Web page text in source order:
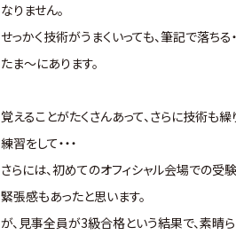
なりません。
せっかく技術がうまくいっても、筆記で落ちる
たま～にあります。
覚えることがたくさんあって、さらに技術も繰
練習をして・・・
さらには、初めてのオフィシャル会場での受
緊張感もあったと思います。
が、見事全員が3級合格という結果で、素晴ら